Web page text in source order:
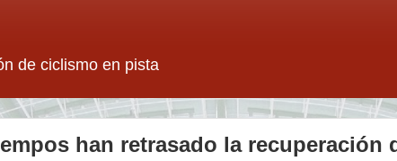
de ciclismo en pista
han retrasado la recuperación